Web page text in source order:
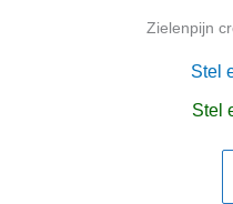
Zielenpijn
Stel
Stel